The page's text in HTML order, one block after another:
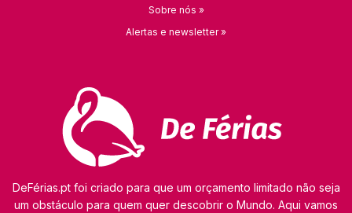
DeFérias.pt foi criado para que um orçamento limitado não seja
um obstáculo para quem quer descobrir o Mundo. Aqui vamos
Sobre nós »
Alertas e newsletter »